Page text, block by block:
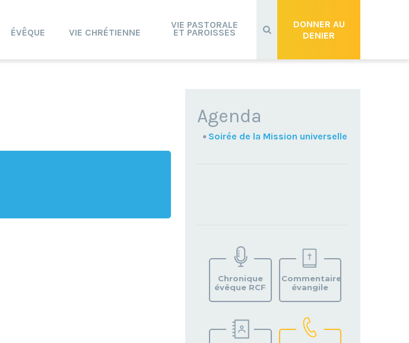
DONNER AU
DENIER
ÉVÊQUE VIE CHRÉTIENNE
VIE PASTORALE
ET PAROISSES
NAVIGATION
Agenda
Soirée de la Mission universelle
VOTRE
PAROISSE
Chronique
évêque RCF
Commentaire
évangile